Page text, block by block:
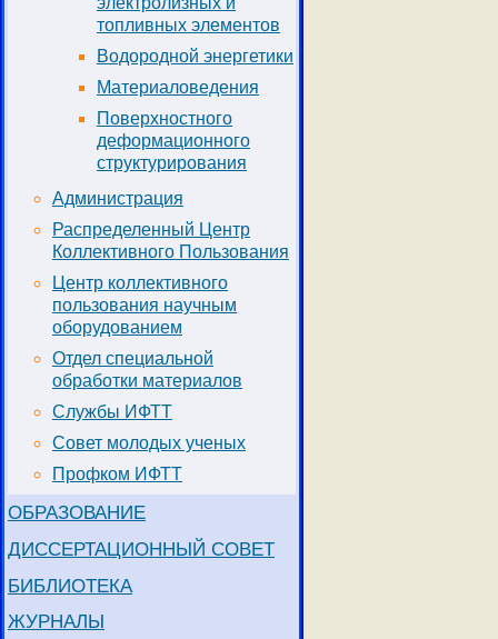
топливных элементов
Водородной энергетики
Материаловедения
Поверхностного
деформационного
структурирования
Администрация
Распределенный Центр
Коллективного Пользования
Центр коллективного
пользования научным
оборудованием
Отдел специальной
обработки материалов
Службы ИФТТ
Совет молодых ученых
Профком ИФТТ
ОБРАЗОВАНИЕ
ДИССЕРТАЦИОННЫЙ СОВЕТ
БИБЛИОТЕКА
ЖУРНАЛЫ